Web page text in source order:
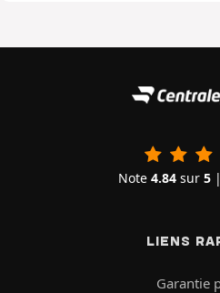
Note 4.84 sur 5 |
LIENS
Garantie